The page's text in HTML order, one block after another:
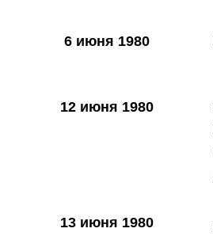
6 июня 1980
12 июня 1980
13 июня 1980